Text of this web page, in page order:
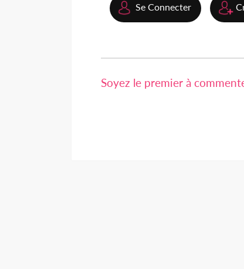
Se Connecter
Soyez le premier à